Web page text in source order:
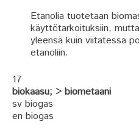
Etanolia tuotetaan
käyttötarkoituksiin,
yleensä kuin viitatessa
etanoliin.
17
biokaasu; > biometaani
sv biogas
en biogas